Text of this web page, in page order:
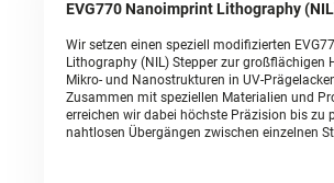
EVG770 Nanoimprint Lithography
Wir setzen einen speziell modifizierten
Lithography (NIL) Stepper zur großflächigen
Mikro- und Nanostrukturen in UV-
Zusammen mit speziellen Materialien und
erreichen wir dabei höchste Präzision bis zu
nahtlosen Übergängen zwischen einzelnen